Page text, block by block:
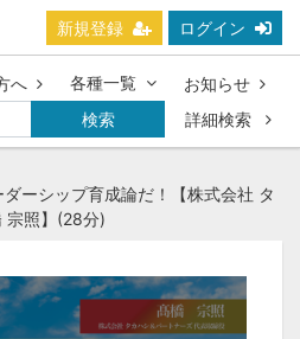
新規登録 ログイン
へ 各種一覧
お知らせ
検索
詳細検索
ーシップ育成論だ！【株式会社 タ
照】(28分)